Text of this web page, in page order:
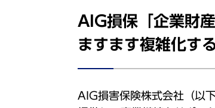
AIG損保「企業財
ますます複雑化す
AIG損害保険株式会社（以